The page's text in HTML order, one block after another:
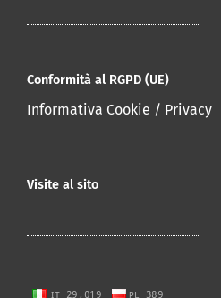
Conformità al RGPD (UE)
Informativa Cookie / Privacy
Visite al sito